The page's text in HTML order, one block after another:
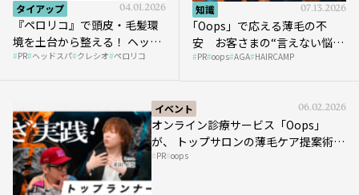
タイアップ 04.01.2026
『ペロリコ』で頭皮・毛髪環
境を土台から整える！ ヘッド
スパ比率1.5倍アップの秘策を
PR ヘッドスパ クレシオ ペロリコ
知識 07.13.2026
｢Oops」で応える薄毛の不
安 お客さまの“言えない悩
み”にどう向き合う？ ＃01
PR oops AGA HAIRCAMP
イベント 06.02.2026
オンライン診療サービス「Oops」
が、 トップサロンの薄毛ケア提案術を
HAIRCAMPで公開！
PR oops